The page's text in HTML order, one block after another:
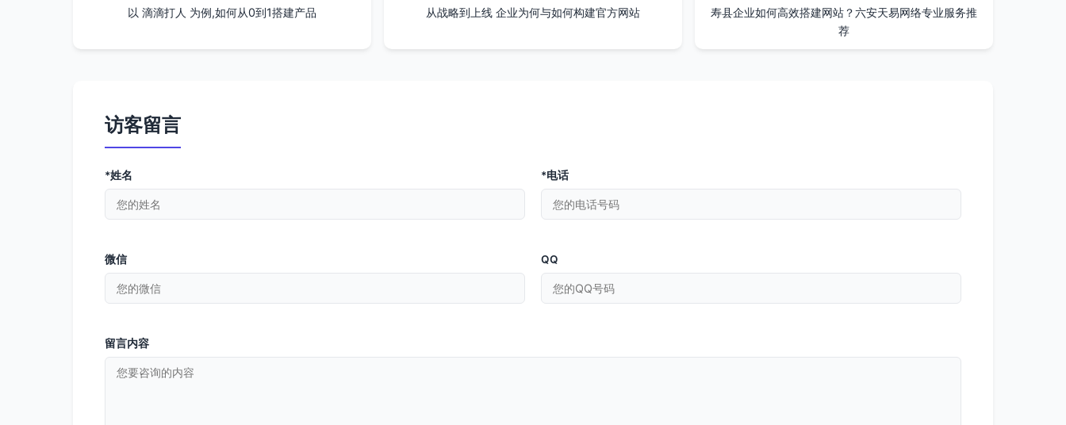
以 滴滴打人 为例,如何从0到1搭建产品 从战略到上线 企业为何与如何构建官方网站
寿县企业如何高效搭建网站？六安天易网络专业服务推
荐
访客留言
*姓名 *电话
微信 QQ
留言内容